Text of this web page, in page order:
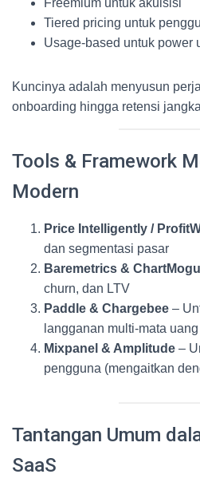
Freemium untuk akuisisi
Tiered pricing untuk
Usage-based untuk power
Kuncinya adalah menyusun
onboarding hingga retensi
Tools & Framework
Modern
Price Intelligently /
dan segmentasi pasar
Baremetrics & ChartMogul
churn, dan LTV
Paddle & Chargebee –
langganan multi-mata uang
Mixpanel & Amplitude –
pengguna (mengaitkan
Tantangan Umum
SaaS